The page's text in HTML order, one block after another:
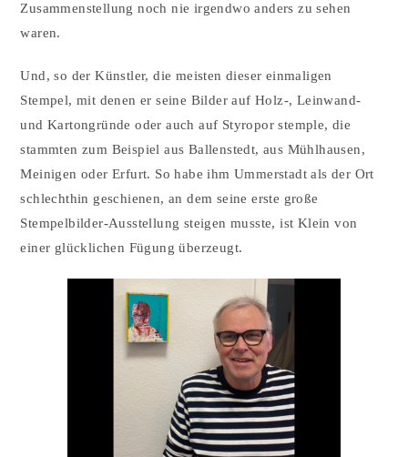
Zusammenstellung noch nie irgendwo anders zu sehen
waren.
Und, so der Künstler, die meisten dieser einmaligen
Stempel, mit denen er seine Bilder auf Holz-, Leinwand-
und Kartongründe oder auch auf Styropor stemple, die
stammten zum Beispiel aus Ballenstedt, aus Mühlhausen,
Meinigen oder Erfurt. So habe ihm Ummerstadt als der Ort
schlechthin geschienen, an dem seine erste große
Stempelbilder-Ausstellung steigen musste, ist Klein von
einer glücklichen Fügung überzeugt.